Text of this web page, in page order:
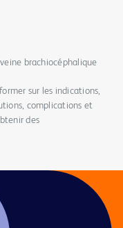
brachiocéphalique
sur les indications,
complications et
des